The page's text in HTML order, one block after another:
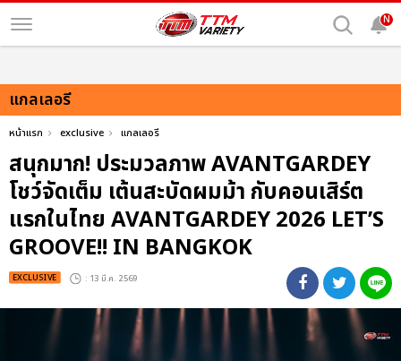
N
แกลเลอรี
หน้าแรก exclusive แกลเลอรี
สนุกมาก! ประมวลภาพ AVANTGARDEY
โชว์จัดเต็ม เต้นสะบัดผมม้า กับคอนเสิร์ต
แรกในไทย AVANTGARDEY 2026 LET’S
GROOVE!! IN BANGKOK
EXCLUSIVE : 13 มี.ค. 2569